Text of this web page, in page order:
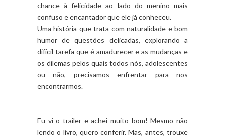
chance à felicidade ao lado do menino mais
confuso e encantador que ele já conheceu.
Uma história que trata com naturalidade e bom
humor de questões delicadas, explorando a
difícil tarefa que é amadurecer e as mudanças e
os dilemas pelos quais todos nós, adolescentes
ou não, precisamos enfrentar para nos
encontrarmos.
Eu vi o trailer e achei muito bom! Mesmo não
lendo o livro, quero conferir. Mas, antes, trouxe